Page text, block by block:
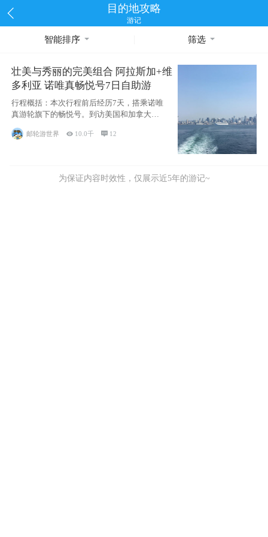
目的地攻略
游记
智能排序 筛选
壮美与秀丽的完美组合 阿拉斯加+维
多利亚 诺唯真畅悦号7日自助游
行程概括：本次行程前后经历7天，搭乘诺唯
真游轮旗下的畅悦号。到访美国和加拿大的4
个州/省：美国华盛顿州
邮轮游世界  10.0千  12
为保证内容时效性，仅展示近5年的游记~